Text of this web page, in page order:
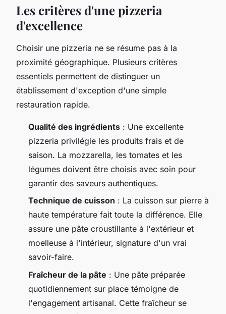
Les critères d'une pizzeria
d'excellence
Choisir une pizzeria ne se résume pas à la
proximité géographique. Plusieurs critères
essentiels permettent de distinguer un
établissement d'exception d'une simple
restauration rapide.
Qualité des ingrédients : Une excellente
pizzeria privilégie les produits frais et de
saison. La mozzarella, les tomates et les
légumes doivent être choisis avec soin pour
garantir des saveurs authentiques.
Technique de cuisson : La cuisson sur pierre à
haute température fait toute la différence. Elle
assure une pâte croustillante à l'extérieur et
moelleuse à l'intérieur, signature d'un vrai
savoir-faire.
Fraîcheur de la pâte : Une pâte préparée
quotidiennement sur place témoigne de
l'engagement artisanal. Cette fraîcheur se